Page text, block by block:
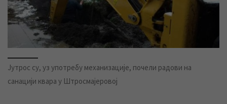
Јутрос су, уз употребу механизације, почели радови на
санацији квара у Штросмајеровој